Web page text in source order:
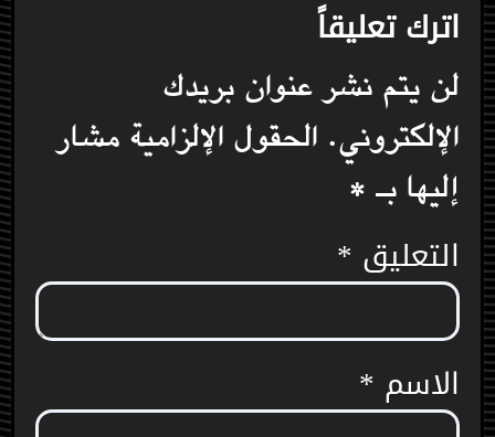
اترك تعليقاً
لن يتم نشر عنوان بريدك
الإلكتروني. الحقول الإلزامية مشار
إليها بـ *
التعليق *
الاسم *